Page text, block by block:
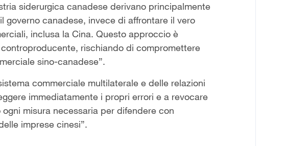
siderurgica canadese derivano principalmente
governo canadese, invece di affrontare il vero
inclusa la Cina. Questo approccio è
rischiando di compromettere
sino-canadese”.
commerciale multilaterale e delle relazioni
immediatamente i propri errori e a revocare
misura necessaria per difendere con
imprese cinesi”.